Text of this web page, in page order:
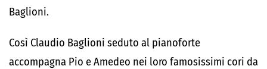
Baglioni.
Così Claudio Baglioni seduto al pianoforte
accompagna Pio e Amedeo nei loro famosissimi cori da